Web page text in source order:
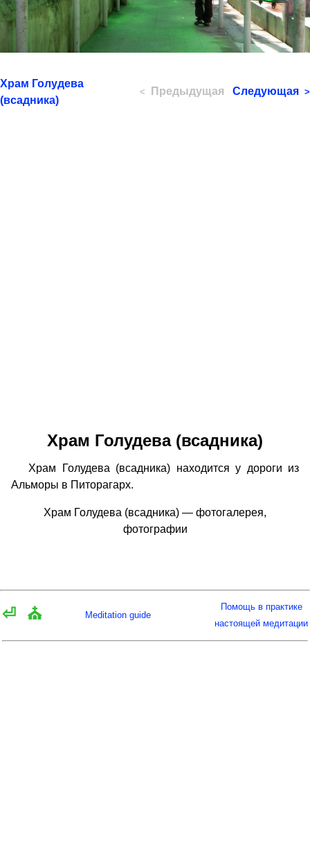
Храм Голудева
(всадника)
< Предыдущая Следующая >
Храм Голудева (всадника)
Храм Голудева (всадника) находится у дороги из
Альморы в Питорагарх.
Храм Голудева (всадника) — фотогалерея,
фотографии
⏎ ⛪ Meditation guide
Помощь в практике
настоящей медитации